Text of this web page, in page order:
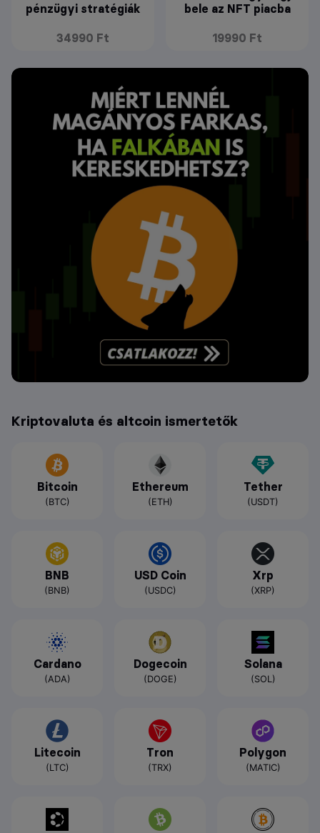
pénzügyi stratégiák
34990 Ft
bele az NFT piacba
19990 Ft
Kriptovaluta és altcoin ismertetők
Bitcoin
(BTC)
Ethereum
(ETH)
Tether
(USDT)
BNB
(BNB)
USD Coin
(USDC)
Xrp
(XRP)
Cardano
(ADA)
Dogecoin
(DOGE)
Solana
(SOL)
Litecoin
(LTC)
Tron
(TRX)
Polygon
(MATIC)